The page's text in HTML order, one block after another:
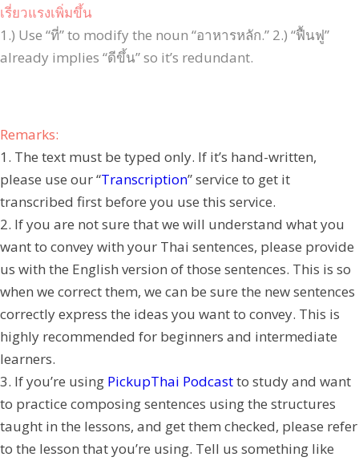
เรี่ยวแรงเพิ่มขึ้น
1.) Use “ที่” to modify the noun “อาหารหลัก.” 2.) “ฟื้นฟู”
already implies “ดีขึ้น” so it’s redundant.
Remarks:
1. The text must be typed only. If it’s hand-written,
please use our “Transcription” service to get it
transcribed first before you use this service.
2. If you are not sure that we will understand what you
want to convey with your Thai sentences, please provide
us with the English version of those sentences. This is so
when we correct them, we can be sure the new sentences
correctly express the ideas you want to convey. This is
highly recommended for beginners and intermediate
learners.
3. If you’re using PickupThai Podcastto study and want
to practice composing sentences using the structures
taught in the lessons, and get them checked, please refer
to the lesson that you’re using. Tell us something like